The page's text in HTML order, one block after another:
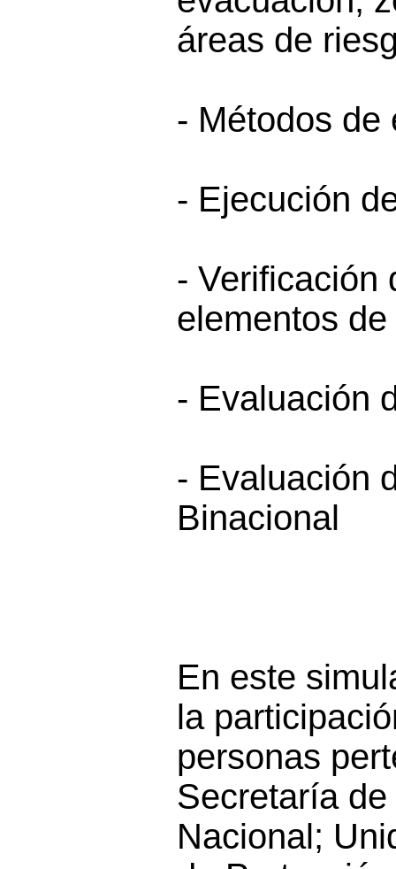
áreas de
- Métodos de
- Ejecución
- Verificación
elementos
- Evaluación
- Evaluación
Binacional
En este
la
personas
Secretaría
Nacional;